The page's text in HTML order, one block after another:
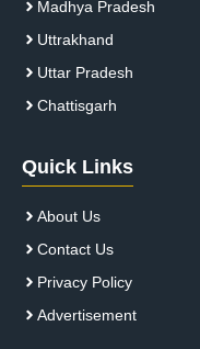
Madhya Pradesh
Uttrakhand
Uttar Pradesh
Chattisgarh
Quick Links
About Us
Contact Us
Privacy Policy
Advertisement